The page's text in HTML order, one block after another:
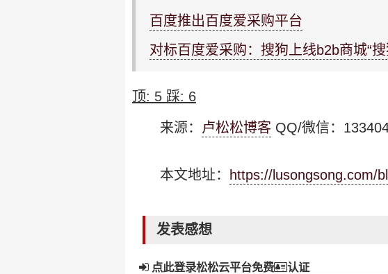
百度推出百度爱采购平台
对标百度爱采购：搜狗上线b2b商城“搜
顶: 5 踩: 6
来源： 卢松松博客 QQ/微信：
本文地址： https://lusongsong.com/
发表感想
点此登录松松云平台免费 认证